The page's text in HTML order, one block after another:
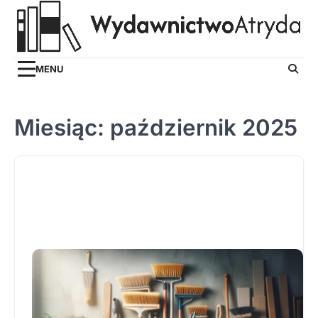
Skip
MENU
Miesiąc: październik 2025